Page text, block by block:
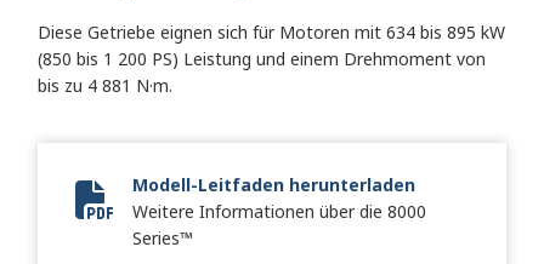
Diese Getriebe eignen sich für Motoren mit 634 bis 895 kW
(850 bis 1 200 PS) Leistung und einem Drehmoment von
bis zu 4 881 N·m.
Vocational Model Guide Digital
Modell-Leitfaden herunterladen
Weitere Informationen über die 8000
Series™